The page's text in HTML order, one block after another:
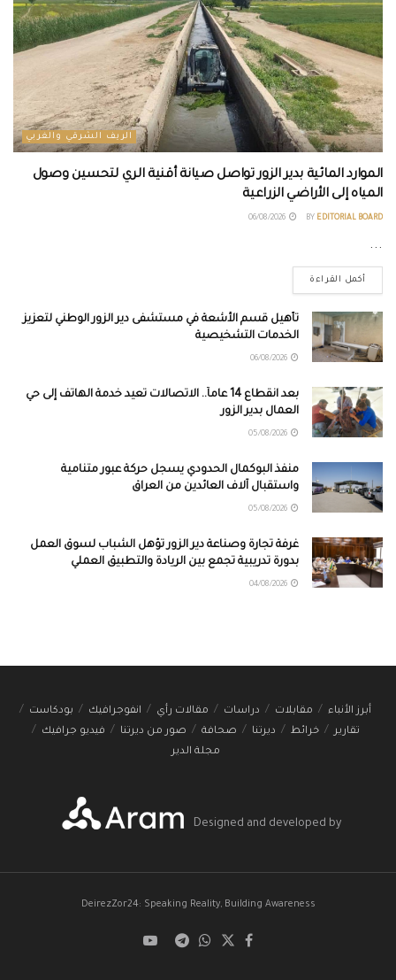
الريف الشرقي والغربي
الموارد المائية بدير الزور تواصل صيانة أقنية الري لتحسين وصول
المياه إلى الأراضي الزراعية
BY EDITORIAL BOARD
...
أكمل القراءة
تأهيل قسم الأشعة في مستشفى دير الزور الوطني لتعزيز
الخدمات التشخيصية
بعد انقطاع 14 عاماً.. الاتصالات تعيد خدمة الهاتف إلى حي
العمال بدير الزور
منفذ البوكمال الحدودي يسجل حركة عبور متنامية
واستقبال آلاف العائدين من العراق
غرفة تجارة وصناعة دير الزور تؤهل الشباب لسوق العمل
بدورة تدريبية تجمع بين الريادة والتطبيق العملي
أبرز الأنباء مقابلات دراسات مقالات رأي انفوجرافيك
بودكاست
تقارير
خرائط ديرتنا صحافة صور من ديرتنا
فيديو جرافيك
مجلة الدير
Designed and developed by
DeirezZor24: Speaking Reality, Building Awareness